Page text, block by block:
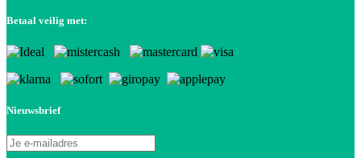
Betaal veilig met:
Nieuwsbrief